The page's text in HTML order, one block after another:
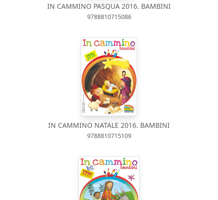
IN CAMMINO PASQUA 2016. BAMBINI
9788810715086
IN CAMMINO NATALE 2016. BAMBINI
9788810715109